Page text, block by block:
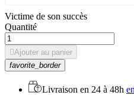
Victime de son succès
Quantité
Ajouter au panier
favorite_border
Livraison en 24 à 48h